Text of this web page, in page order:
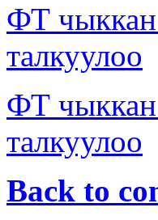
ФТ
талкуулоо
ФТ чыккан
талкуулоо
Back to